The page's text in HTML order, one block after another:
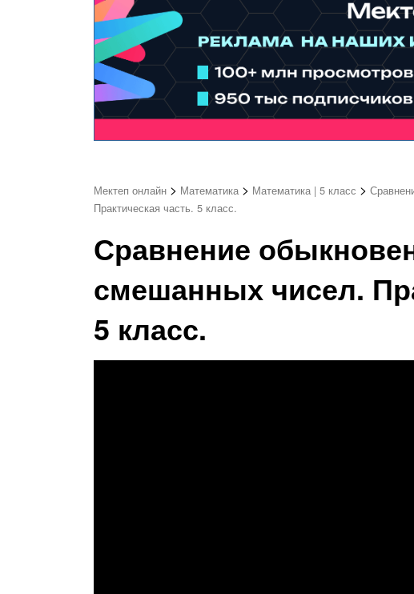
Мектеп онлайн > Математика > Математика | 5 класс >
Практическая часть. 5 класс.
Сравнение
смешанных чисел.
5 класс.